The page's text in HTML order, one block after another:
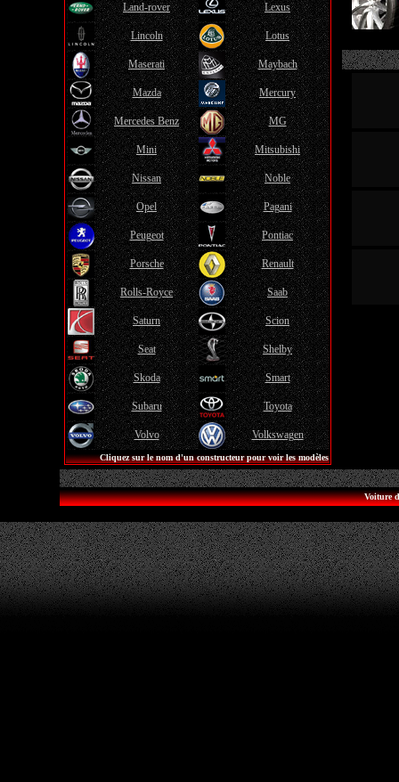
Land-rover Lexus
Lincoln Lotus
Maserati Maybach
Mazda Mercury
Mercedes Benz MG
Mini Mitsubishi
Nissan Noble
Opel Pagani
Peugeot Pontiac
Porsche Renault
Rolls-Royce Saab
Saturn Scion
Seat Shelby
Skoda Smart
Subaru Toyota
Volvo Volkswagen
Cliquez sur le nom d'un constructeur pour voir les modèles
Voiture